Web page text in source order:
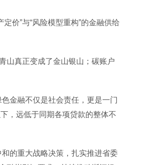
价”与“风险模型重构”的金融供给
山真正变成了金山银山；碳账户
金融不仅是社会责任，更是一门
，远低于同期各项贷款的整体不
的重大战略决策，扎实推进省委